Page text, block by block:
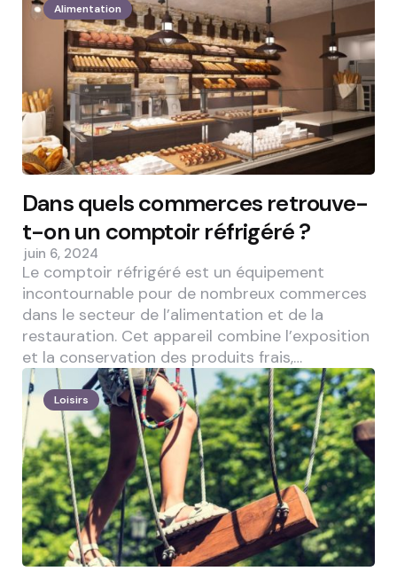
Alimentation
Dans quels commerces retrouve-
t-on un comptoir réfrigéré ?
juin 6, 2024
Le comptoir réfrigéré est un équipement
incontournable pour de nombreux commerces
dans le secteur de l’alimentation et de la
restauration. Cet appareil combine l’exposition
et la conservation des produits frais,…
Loisirs